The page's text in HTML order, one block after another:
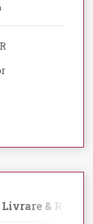
Livrare & Retur